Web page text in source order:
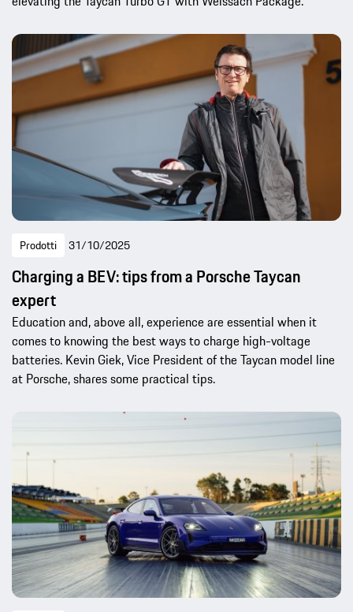
Prodotti 31/10/2025
Charging a BEV: tips from a Porsche Taycan
expert
Education and, above all, experience are essential when it
comes to knowing the best ways to charge high-voltage
batteries. Kevin Giek, Vice President of the Taycan model line
at Porsche, shares some practical tips.